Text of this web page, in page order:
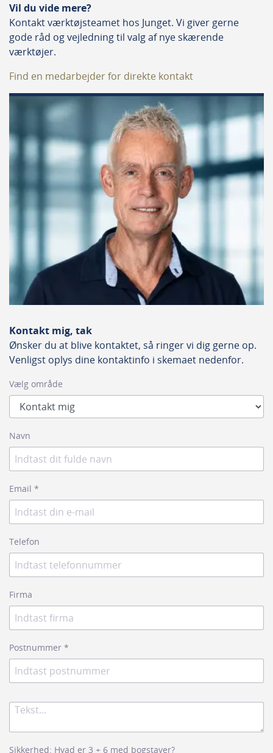
Slibesvampe
Kornstørrelse
Produktbeskrivelse
Bløde og holdbare slibesvampe fra Mirka i størrelsen
120 x 98 x 13 mm med slibekorn 60 på to
sider. Slibesvampene former sig nemt efter emnet og
er velegnede til både rundinger, profiler og skarpe 90°
vinkler. De tåler vand og kan rengøres efter brug,
hvilket forlænger levetiden og gør dem ideelle til
gentagne slibeopgaver.
Vil du vide mere?
Kontakt værktøjsteamet hos Junget. Vi giver gerne
gode råd og vejledning til valg af nye skærende
værktøjer.
Find en medarbejder for direkte kontakt
Kontakt mig, tak
Ønsker du at blive kontaktet, så ringer vi dig gerne op.
Venligst oplys dine kontaktinfo i skemaet nedenfor.
Vælg område
Navn
Email *
Telefon
Firma
Postnummer *
Sikkerhed: Hvad er 3 + 6 med bogstaver?